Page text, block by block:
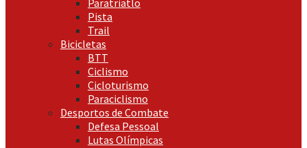
Paratriatlo
Pista
Trail
Bicicletas
BTT
Ciclismo
Cicloturismo
Paraciclismo
Desportos de Combate
Defesa Pessoal
Lutas Olímpicas